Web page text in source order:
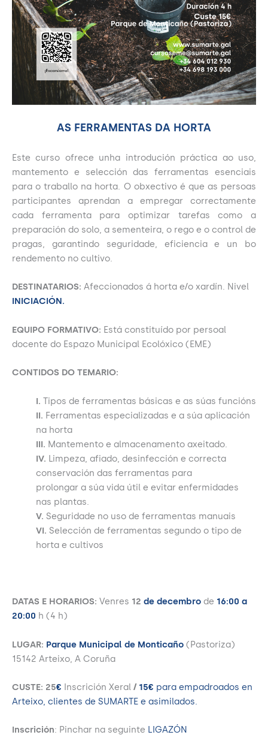
AS FERRAMENTAS DA HORTA
Este curso ofrece unha introdución práctica ao uso,
mantemento e selección das ferramentas esenciais
para o traballo na horta. O obxectivo é que as persoas
participantes aprendan a empregar correctamente
cada ferramenta para optimizar tarefas como a
preparación do solo, a sementeira, o rego e o control de
pragas, garantindo seguridade, eficiencia e un bo
rendemento no cultivo.
DESTINATARIOS: Afeccionados á horta e/o xardín. Nivel
INICIACIÓN.
EQUIPO FORMATIVO: Está constituído por persoal
docente do Espazo Municipal Ecolóxico (EME)
CONTIDOS DO TEMARIO:
I. Tipos de ferramentas básicas e as súas funcións
II. Ferramentas especializadas e a súa aplicación
na horta
III. Mantemento e almacenamento axeitado.
IV. Limpeza, afiado, desinfección e correcta
conservación das ferramentas para
prolongar a súa vida útil e evitar enfermidades
nas plantas.
V. Seguridade no uso de ferramentas manuais
VI. Selección de ferramentas segundo o tipo de
horta e cultivos
DATAS E HORARIOS: Venres 12 de decembro de 16:00 a
20:00 h (4 h)
LUGAR: Parque Municipal de Monticaño (Pastoriza)
15142 Arteixo, A Coruña
CUSTE: 25€ Inscrición Xeral / 15€ para empadroados en
Arteixo, clientes de SUMARTE e asimilados.
Inscrición: Pinchar na seguinte LIGAZÓN